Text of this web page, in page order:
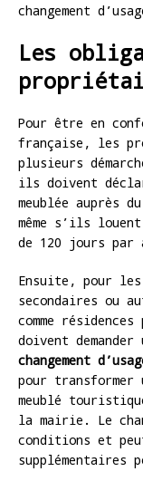
changement
Les
Pour être en
française, les
plusieurs
ils doivent
meublée auprès du
même s’ils
de 120 jours par
Ensuite, pour
secondaires ou
comme
doivent demander
changement
pour
meublé
la mairie. Le
conditions et